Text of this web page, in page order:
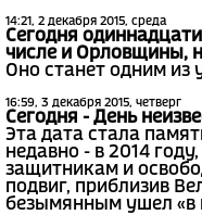
14:21, 2 декабря 2015, среда
Сегодня
числе и Орловщины,
Оно станет одним из
16:59, 3 декабря 2015, четверг
Сегодня - День
Эта дата стала
недавно - в 2014
защитникам и
подвиг, приблизив
безымянным ушел «в